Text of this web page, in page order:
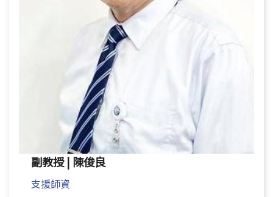
副教授 | 陳俊良
支援師資